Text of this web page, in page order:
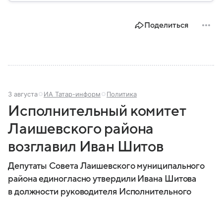
наследием, многонациональным населением и
Поделиться
3 августа ИА Татар-информ Политика
Исполнительный комитет
Лаишевского района
возглавил Иван Шитов
Депутаты Совета Лаишевского муниципального
района единогласно утвердили Ивана Шитова
в должности руководителя Исполнительного